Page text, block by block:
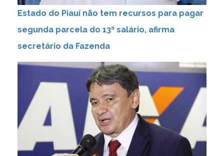
Estado do Piauí não tem recursos para pagar
segunda parcela do 13ª salário, afirma
secretário da Fazenda